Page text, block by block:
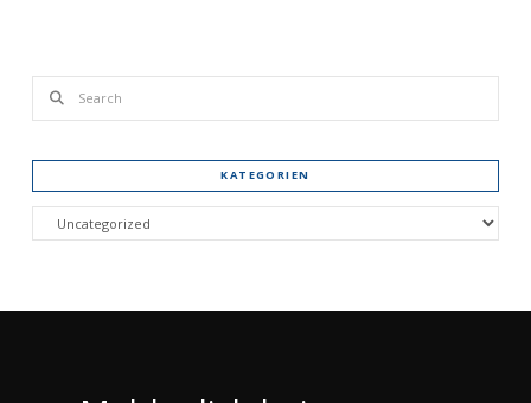
VIEW POST
KATEGORIEN
Kategorien